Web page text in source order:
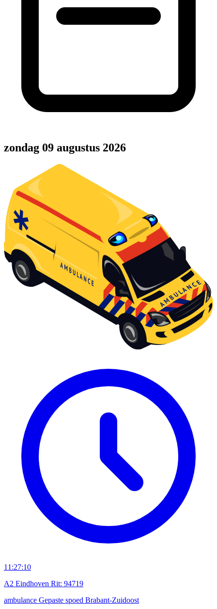
zondag 09 augustus 2026
11:27:10
A2 Eindhoven Rit: 94719
ambulance Gepaste spoed Brabant-Zuidoost